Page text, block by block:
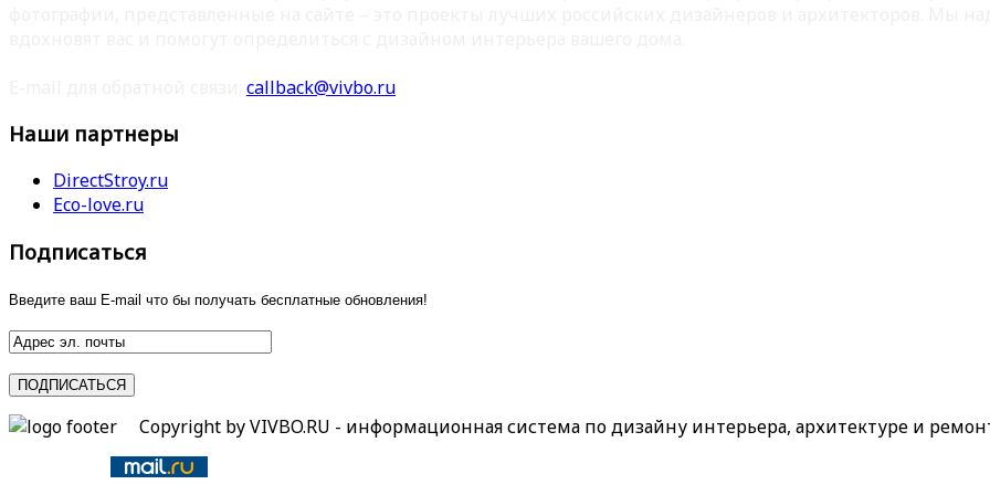
callback@vivbo.ru
Наши партнеры
DirectStroy.ru
Eco-love.ru
Подписаться
Введите ваш E-mail что бы получать бесплатные обновления!
Copyright by VIVBO.RU - информационная система по дизайну интерьера, архитектуре и